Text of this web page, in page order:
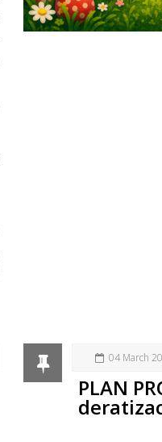
04 March
PLAN